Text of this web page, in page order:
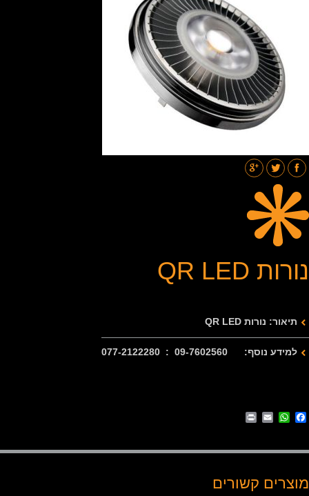
תאורת רחובות
בלוג
גלריות
צור קשר
נורות QR LED
תיאור: נורות QR LED
למידע נוסף: 09-7602560 : 077-2122280
Facebook
WhatsApp
Email
מוצרים קשורים